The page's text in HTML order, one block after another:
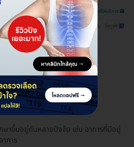
รีวิวสถานที่ให้บริการ 🏥
ดูรีวิวต้นฉบับ
นระดับไหน?
ษาขึ้นอยู่กับหลายปัจจัย เช่น อาการที่มีอยู่
การ